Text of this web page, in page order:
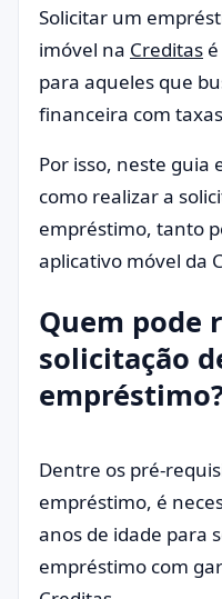
Solicitar um
imóvel na Creditas
para aqueles que
financeira com
Por isso, neste guia
como realizar a
empréstimo, tanto
aplicativo móvel da
Quem pode
solicitação
Dentre os pré-
empréstimo, é
anos de idade para
empréstimo com